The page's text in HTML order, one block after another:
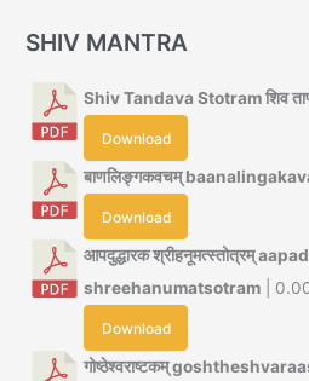
SHIV MANTRA
Shiv Tandava Stotram शिव
Download
बाणलिङ्गकवचम्
Download
आपदुद्धारक श्रीहनूमत्स्तोत्रम्
shreehanumatsotram |
Download
गोष्ठेश्वराष्टकम्